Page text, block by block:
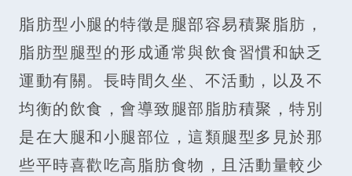
脂肪型小腿的特徵是腿部容易積聚脂肪，
脂肪型腿型的形成通常與飲食習慣和缺乏
運動有關。長時間久坐、不活動，以及不
均衡的飲食，會導致腿部脂肪積聚，特別
是在大腿和小腿部位，這類腿型多見於那
些平時喜歡吃高脂肪食物，且活動量較少